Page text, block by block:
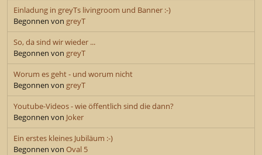
Einladung in greyTs livingroom und Banner :-)
Begonnen von greyT
So, da sind wir wieder ...
Begonnen von greyT
Worum es geht - und worum nicht
Begonnen von greyT
Youtube-Videos - wie öffentlich sind die dann?
Begonnen von Joker
Ein erstes kleines Jubiläum :-)
Begonnen von Oval 5